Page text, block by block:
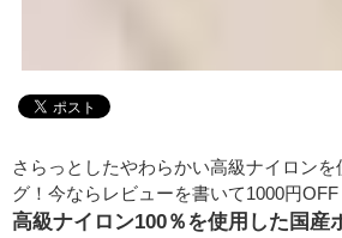
さらっとしたやわらかい高級ナイロン
グ！今ならレビューを書いて1000円OFF
高級ナイロン100％を使用した国産